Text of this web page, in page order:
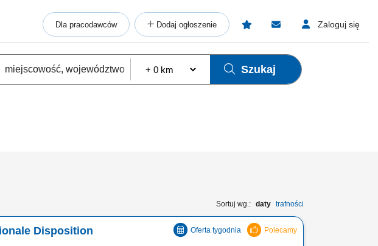
Dla pracodawców Dodaj ogłoszenie Zaloguj się
Szukaj
Sortuj wg.: daty trafności
Disposition